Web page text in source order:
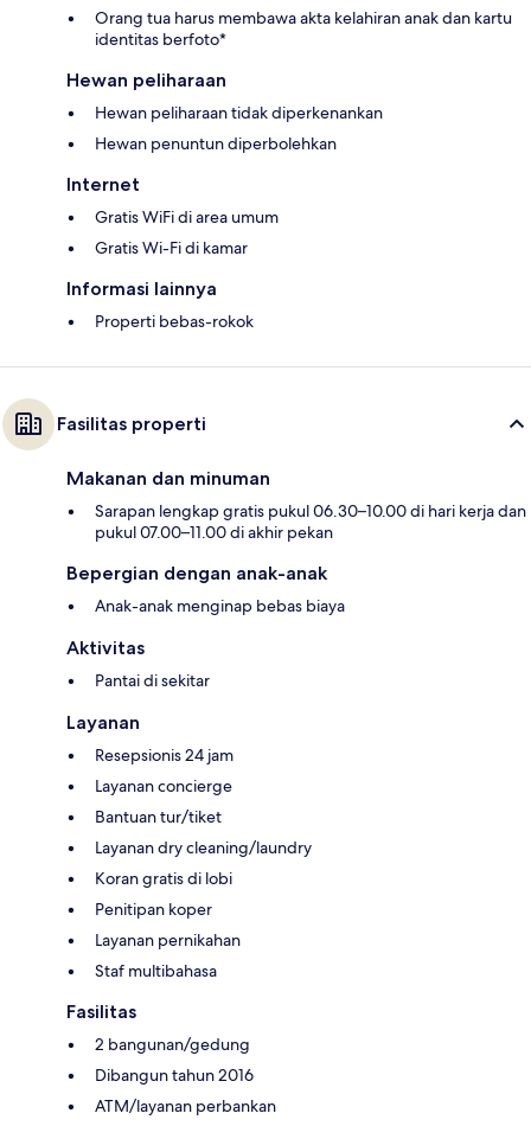
Orang tua harus membawa akta kelahiran anak dan kartu
identitas berfoto*
Hewan peliharaan
Hewan peliharaan tidak diperkenankan
Hewan penuntun diperbolehkan
Internet
Gratis WiFi di area umum
Gratis Wi-Fi di kamar
Informasi lainnya
Properti bebas-rokok
Fasilitas properti
Makanan dan minuman
Sarapan lengkap gratis pukul 06.30–10.00 di hari kerja dan
pukul 07.00–11.00 di akhir pekan
Bepergian dengan anak-anak
Anak-anak menginap bebas biaya
Aktivitas
Pantai di sekitar
Layanan
Resepsionis 24 jam
Layanan concierge
Bantuan tur/tiket
Layanan dry cleaning/laundry
Koran gratis di lobi
Penitipan koper
Layanan pernikahan
Staf multibahasa
Fasilitas
2 bangunan/gedung
Dibangun tahun 2016
ATM/layanan perbankan